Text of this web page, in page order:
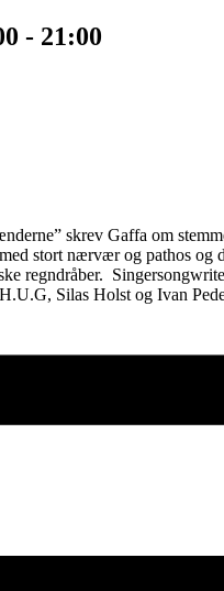
- 21:00
skrev Gaffa om
stort nærvær og pathos
regndråber.
Silas Holst og Ivan